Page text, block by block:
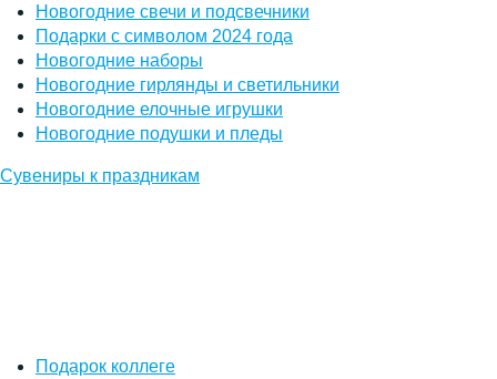
Новогодние свечи и подсвечники
Подарки с символом 2024 года
Новогодние наборы
Новогодние гирлянды и светильники
Новогодние елочные игрушки
Новогодние подушки и пледы
Сувениры к праздникам
Подарок коллеге